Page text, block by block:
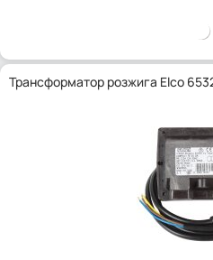
Трансформатор розжига Elco